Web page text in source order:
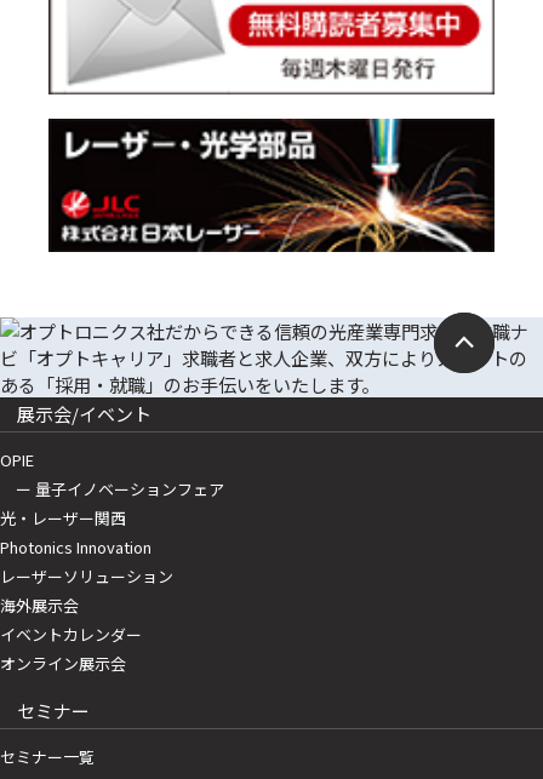
展示会/イベント
OPIE
ー 量子イノベーションフェア
光・レーザー関西
Photonics Innovation
レーザーソリューション
海外展示会
イベントカレンダー
オンライン展示会
セミナー
セミナー一覧